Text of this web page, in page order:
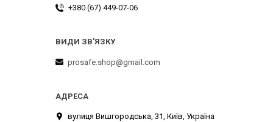
+380 (67) 449-07-06
prosafe.shop@gmail.com
вулиця Вишгородська, 31, Київ, Україна